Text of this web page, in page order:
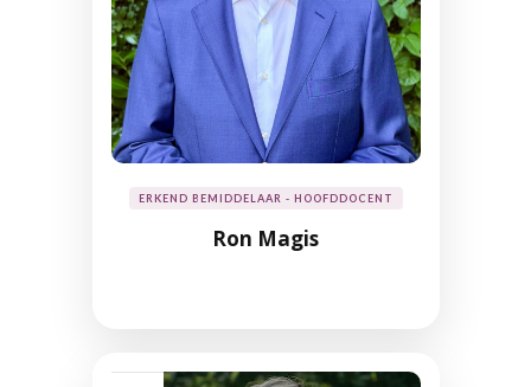
ERKEND BEMIDDELAAR - HOOFDDOCENT
Ron Magis